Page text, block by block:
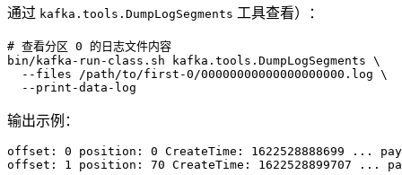
通过 kafka.tools.DumpLogSegments 工具查看）：
# 查看分区 0 的日志文件内容
bin/kafka-run-class.sh kafka.tools.DumpLogSegments \
  --files /path/to/first-0/00000000000000000000.log \
  --print-data-log
输出示例：
offset: 0 position: 0 CreateTime: 1622528888699 ...
offset: 1 position: 70 CreateTime: 1622528899707 ...